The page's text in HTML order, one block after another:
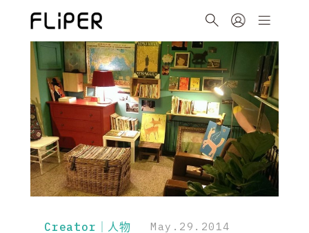
Creator｜人物 May.29.2014